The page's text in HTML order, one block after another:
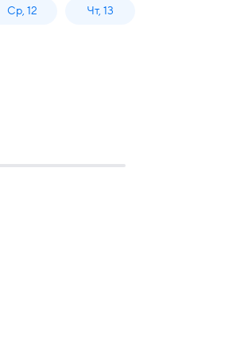
Ср, 12 Чт, 13